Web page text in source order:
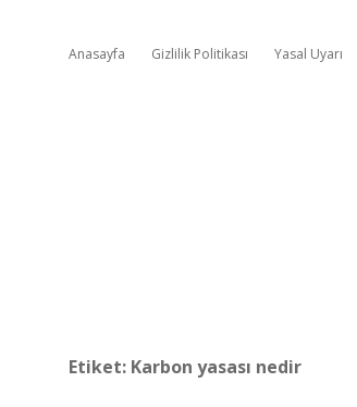
Anasayfa Gizlilik Politikası Yasal Uyarı
Etiket: Karbon yasası nedir